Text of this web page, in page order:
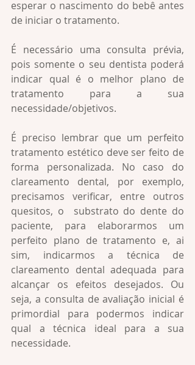
esperar o nascimento do bebê antes
de iniciar o tratamento.
É necessário uma consulta prévia,
pois somente o seu dentista poderá
indicar qual é o melhor plano de
tratamento para a sua
necessidade/objetivos.
É preciso lembrar que um perfeito
tratamento estético deve ser feito de
forma personalizada. No caso do
clareamento dental, por exemplo,
precisamos verificar, entre outros
quesitos, o  substrato do dente do
paciente, para elaborarmos um
perfeito plano de tratamento e, ai
sim, indicarmos a técnica de
clareamento dental adequada para
alcançar os efeitos desejados. Ou
seja, a consulta de avaliação inicial é
primordial para podermos indicar
qual a técnica ideal para a sua
necessidade.